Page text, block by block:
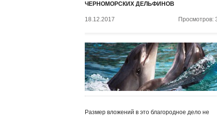
ЧЕРНОМОРСКИХ ДЕЛЬФИНОВ
18.12.2017 Просмотров:
Размер вложений в это благородное дело не